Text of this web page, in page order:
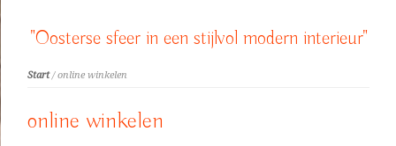
"Oosterse sfeer in een stijlvol modern interieur"
Start/ online winkelen
online winkelen